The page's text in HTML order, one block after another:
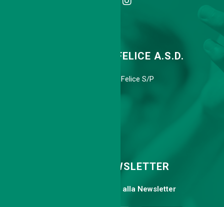
TENNIS CLUB SAN FELICE A.S.D.
Via Agnini 318, 41038 S.Felice S/P
ISCRIVITI ALLA NEWSLETTER
Compila il form per iscriverti alla Newsletter